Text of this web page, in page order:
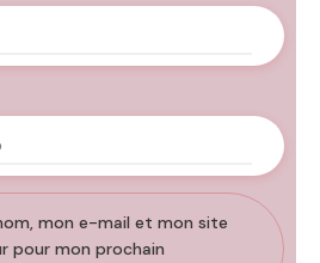
mon e-mail et mon site
pour mon prochain